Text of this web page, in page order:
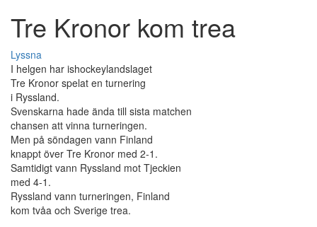
Tre Kronor kom trea
Lyssna
I helgen har ishockeylandslaget
Tre Kronor spelat en turnering
i Ryssland.
Svenskarna hade ända till sista matchen
chansen att vinna turneringen.
Men på söndagen vann Finland
knappt över Tre Kronor med 2-1.
Samtidigt vann Ryssland mot Tjeckien
med 4-1.
Ryssland vann turneringen, Finland
kom tvåa och Sverige trea.